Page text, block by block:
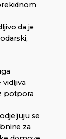
da je
vidljiva
potpora
se
za